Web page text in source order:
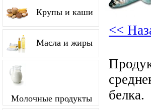
Крупы и каши
Масла и жиры
Молочные продукты
<<
белка.